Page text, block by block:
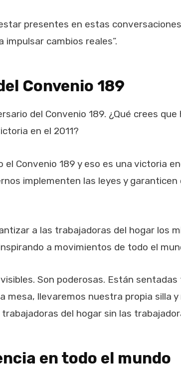
presentes en estas
cambios reales”.
Convenio 189
del Convenio 189. ¿Qué crees
en el 2011?
el Convenio 189 y eso es una victoria
implementen las leyes y
a las trabajadoras del hogar los
a movimientos de todo el
Son poderosas. Están
mesa, llevaremos nuestra propia silla
del hogar sin las
en todo el mundo